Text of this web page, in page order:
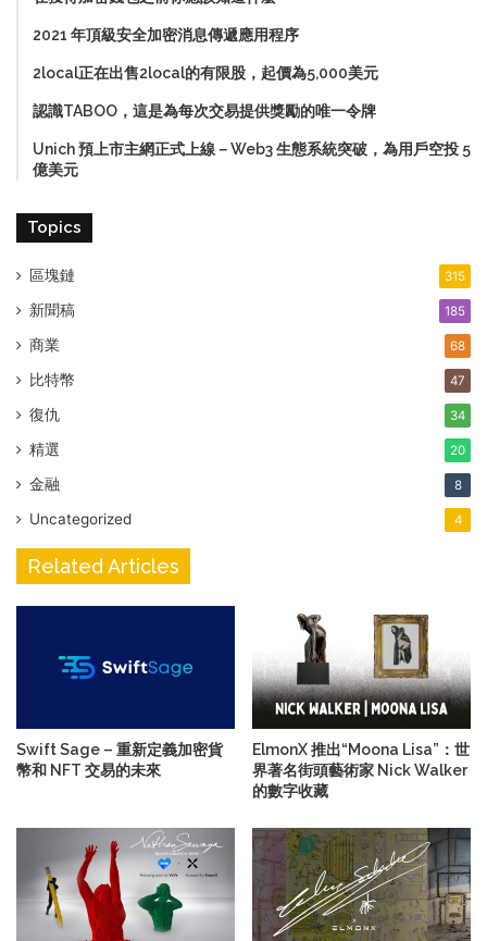
2021 年頂級安全加密消息傳遞應用程序
2local正在出售2local的有限股，起價為5,000美元
認識TABOO，這是為每次交易提供獎勵的唯一令牌
Unich 預上市主網正式上線－Web3 生態系統突破，為用戶空投 5
億美元
Topics
區塊鏈 315
新聞稿 185
商業 68
比特幣 47
復仇 34
精選 20
金融 8
Uncategorized 4
Related Articles
Swift Sage – 重新定義加密貨
幣和 NFT 交易的未來
ElmonX 推出“Moona Lisa”：世
界著名街頭藝術家 Nick Walker
的數字收藏